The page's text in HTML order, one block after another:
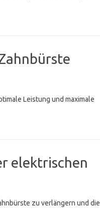
Leistung und maximale
elektrischen
zu verlängern und die